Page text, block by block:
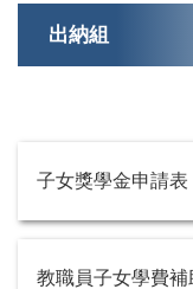
出納組
子女獎學金申請表
教職員子女學費補